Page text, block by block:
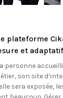
plateforme
et
personne
son site
sera exposée,